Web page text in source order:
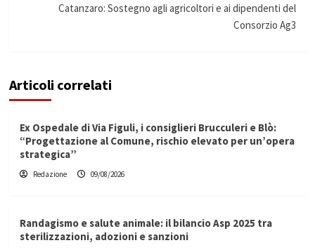
Catanzaro: Sostegno agli agricoltori e ai dipendenti del
Consorzio Ag3
Articoli correlati
Ex Ospedale di Via Figuli, i consiglieri Brucculeri e Blò:
“Progettazione al Comune, rischio elevato per un’opera
strategica”
Redazione 09/08/2026
Randagismo e salute animale: il bilancio Asp 2025 tra
sterilizzazioni, adozioni e sanzioni